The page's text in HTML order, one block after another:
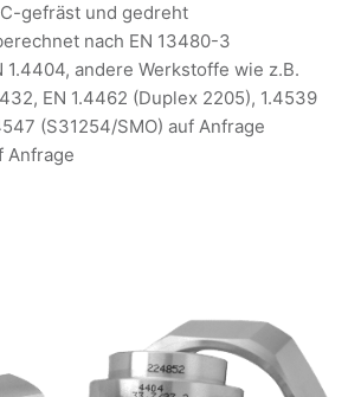
gefräst und gedreht
nach EN 13480-3
1.4404, andere Werkstoffe wie z.B.
EN 1.4462 (Duplex 2205), 1.4539
(S31254/SMO) auf Anfrage
Anfrage